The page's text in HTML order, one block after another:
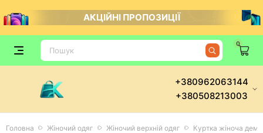
АКЦІЙНІ ПРОПОЗИЦІЇ
0
+380962063144
+380508213003
Головна Жіночий одяг Жіночий верхній одяг Куртка жіноча